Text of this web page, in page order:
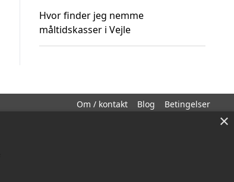
Hvor finder jeg nemme
måltidskasser i Vejle
Om / kontakt Blog Betingelser
×